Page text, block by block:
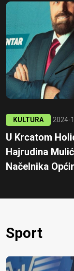
KULTURA 2024-
U Krcatom
Hajrudina
Načelnika
Sport